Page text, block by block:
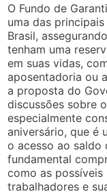
O Fundo de
uma das
Brasil,
tenham uma
em suas vidas,
aposentadoria ou
a proposta do
discussões sobre
especialmente
aniversário, que é
o acesso ao saldo
fundamental
como as
trabalhadores e